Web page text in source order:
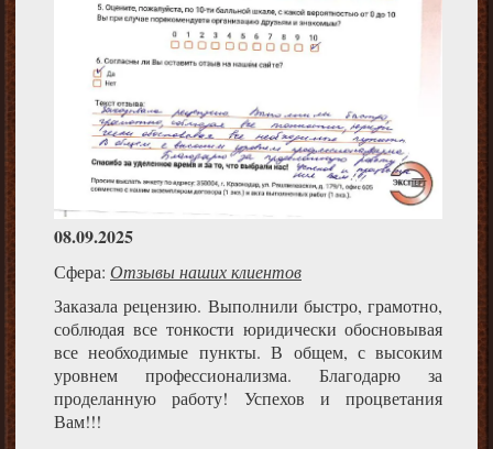
08.09.2025
Сфера: Отзывы наших клиентов
Заказала рецензию. Выполнили быстро, грамотно,
соблюдая все тонкости юридически обосновывая
все необходимые пункты. В общем, с высоким
уровнем профессионализма. Благодарю за
проделанную работу! Успехов и процветания
Вам!!!